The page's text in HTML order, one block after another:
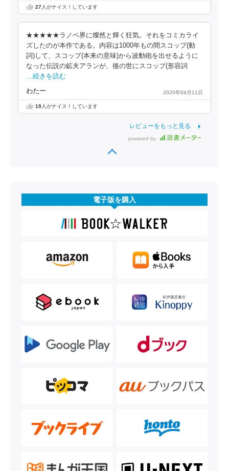
27人がナイス！しています
★★★★★ラノベ界に燦然と輝く狂気。それをコミカライ
ズしたのが本作である。内容は1000年もの間スコップ(動
詞)して、スコップ(本来の意味)から波動砲を出せるように
なった伝説の鉱夫アランが、後の世にスコップ(形容詞
…続きを読む
わたー 2020年04月11日
19人がナイス！しています
レビューをもっと見る
powered by
電子版を購入